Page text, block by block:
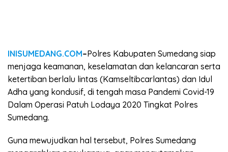
INISUMEDANG.COM–Polres Kabupaten Sumedang siap
menjaga keamanan, keselamatan dan kelancaran serta
ketertiban berlalu lintas (Kamseltibcarlantas) dan Idul
Adha yang kondusif, di tengah masa Pandemi Covid-19
Dalam Operasi Patuh Lodaya 2020 Tingkat Polres
Sumedang.
Guna mewujudkan hal tersebut, Polres Sumedang